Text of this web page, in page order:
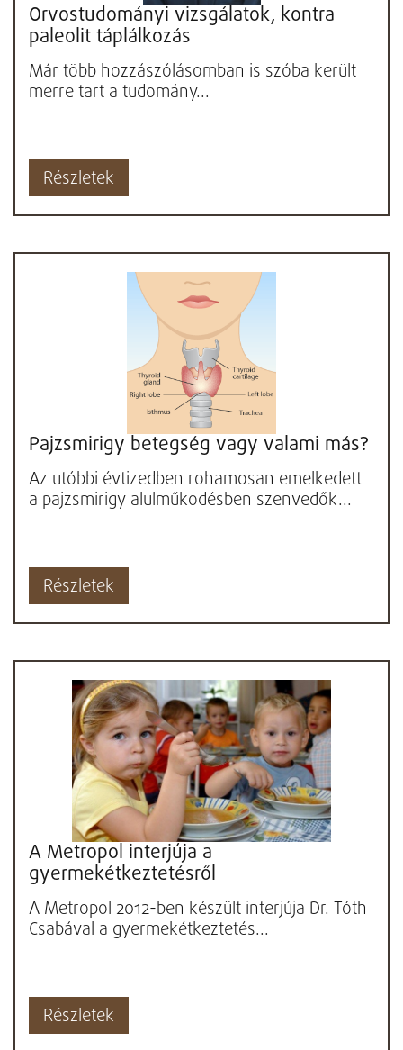
Orvostudományi vizsgálatok, kontra
paleolit táplálkozás
Már több hozzászólásomban is szóba került
merre tart a tudomány...
Részletek
Pajzsmirigy betegség vagy valami más?
Az utóbbi évtizedben rohamosan emelkedett
a pajzsmirigy alulműködésben szenvedők...
Részletek
A Metropol interjúja a
gyermekétkeztetésről
A Metropol 2012-ben készült interjúja Dr. Tóth
Csabával a gyermekétkeztetés...
Részletek